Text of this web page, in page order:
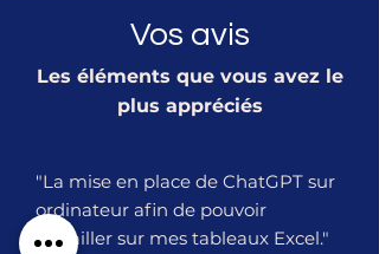
Vos avis
Les éléments que vous avez le
plus appréciés
"La mise en place de ChatGPT sur
ordinateur afin de pouvoir
travailler sur mes tableaux Excel."